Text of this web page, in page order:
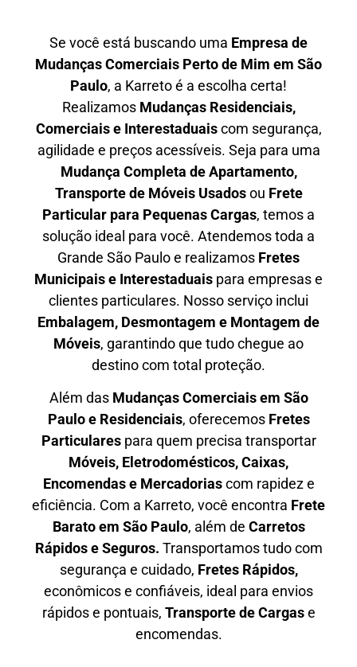
Se você está buscando uma Empresa de
Mudanças Comerciais Perto de Mim em São
Paulo, a Karreto é a escolha certa!
Realizamos Mudanças Residenciais,
Comerciais e Interestaduaiscom segurança,
agilidade e preços acessíveis. Seja para uma
Mudança Completa de Apartamento,
Transporte de Móveis Usadosou Frete
Particular para Pequenas Cargas, temos a
solução ideal para você. Atendemostoda a
Grande São Pauloe realizamos Fretes
Municipais e Interestaduais para empresas e
clientes particulares. Nosso serviço inclui
Embalagem, Desmontagem e Montagem de
Móveis, garantindo que tudo chegue ao
destino com total proteção.
Além das Mudanças Comerciais em São
Paulo e Residenciais, oferecemos Fretes
Particularespara quem precisa transportar
Móveis, Eletrodomésticos, Caixas,
Encomendas e Mercadoriascom rapidez e
eficiência. Com a Karreto, você encontra Frete
Barato em São Paulo, além de Carretos
Rápidos e Seguros. Transportamos tudo com
segurança e cuidado, Fretes Rápidos,
econômicos e confiáveis, ideal para envios
rápidos e pontuais, Transporte de Cargase
encomendas.